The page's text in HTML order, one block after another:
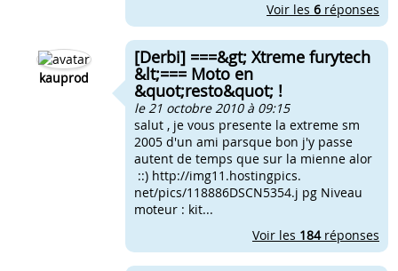
Voir les 6 réponses
kauprod
[Derbi] ===&gt; Xtreme furytech
&lt;=== Moto en
&quot;resto&quot; !
le 21 octobre 2010 à 09:15
salut , je vous presente la extreme sm
2005 d'un ami parsque bon j'y passe
autent de temps que sur la mienne alor
::) http://img11.hostingpics.
net/pics/118886DSCN5354.j pg Niveau
moteur : kit...
Voir les 184réponses